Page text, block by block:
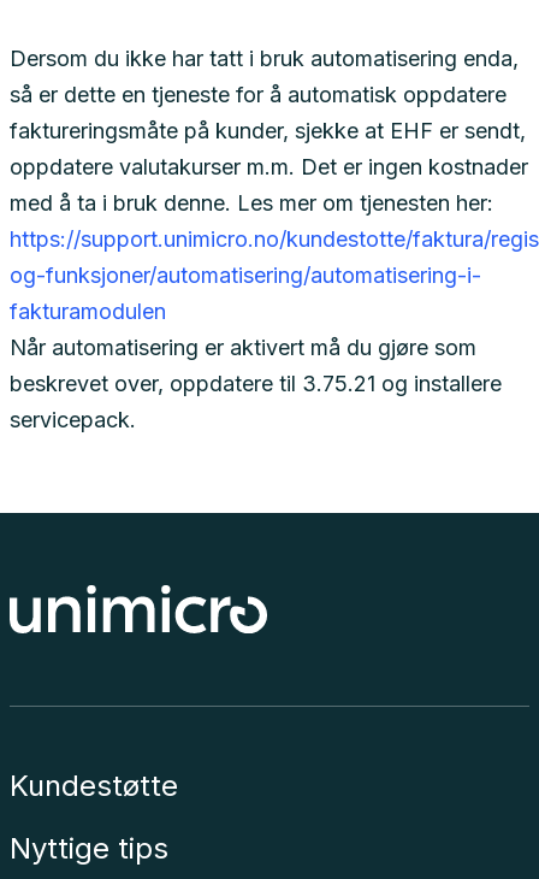
Dersom du ikke har tatt i bruk automatisering enda,
så er dette en tjeneste for å automatisk oppdatere
faktureringsmåte på kunder, sjekke at EHF er sendt,
oppdatere valutakurser m.m. Det er ingen kostnader
med å ta i bruk denne. Les mer om tjenesten her:
https://support.unimicro.no/kundestotte/faktura/
og-funksjoner/automatisering/automatisering-i-
fakturamodulen
Når automatisering er aktivert må du gjøre som
beskrevet over, oppdatere til 3.75.21 og installere
servicepack.
Kundestøtte
Nyttige tips